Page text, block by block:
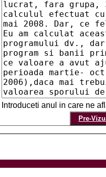
Introduceti anul in care ne